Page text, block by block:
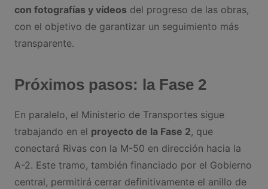
con fotografías y vídeosdel progreso de las obras,
con el objetivo de garantizar un seguimiento más
transparente.
Próximos pasos: la Fase 2
En paralelo, el Ministerio de Transportes sigue
trabajando en el proyecto de la Fase 2, que
conectará Rivas con la M-50 en dirección hacia la
A-2. Este tramo, también financiado por el Gobierno
central, permitirá cerrar definitivamente el anillo de